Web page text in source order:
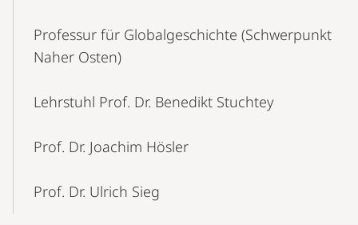
Professur für Globalgeschichte (Schwerpunkt
Naher Osten)
Lehrstuhl Prof. Dr. Benedikt Stuchtey
Prof. Dr. Joachim Hösler
Prof. Dr. Ulrich Sieg